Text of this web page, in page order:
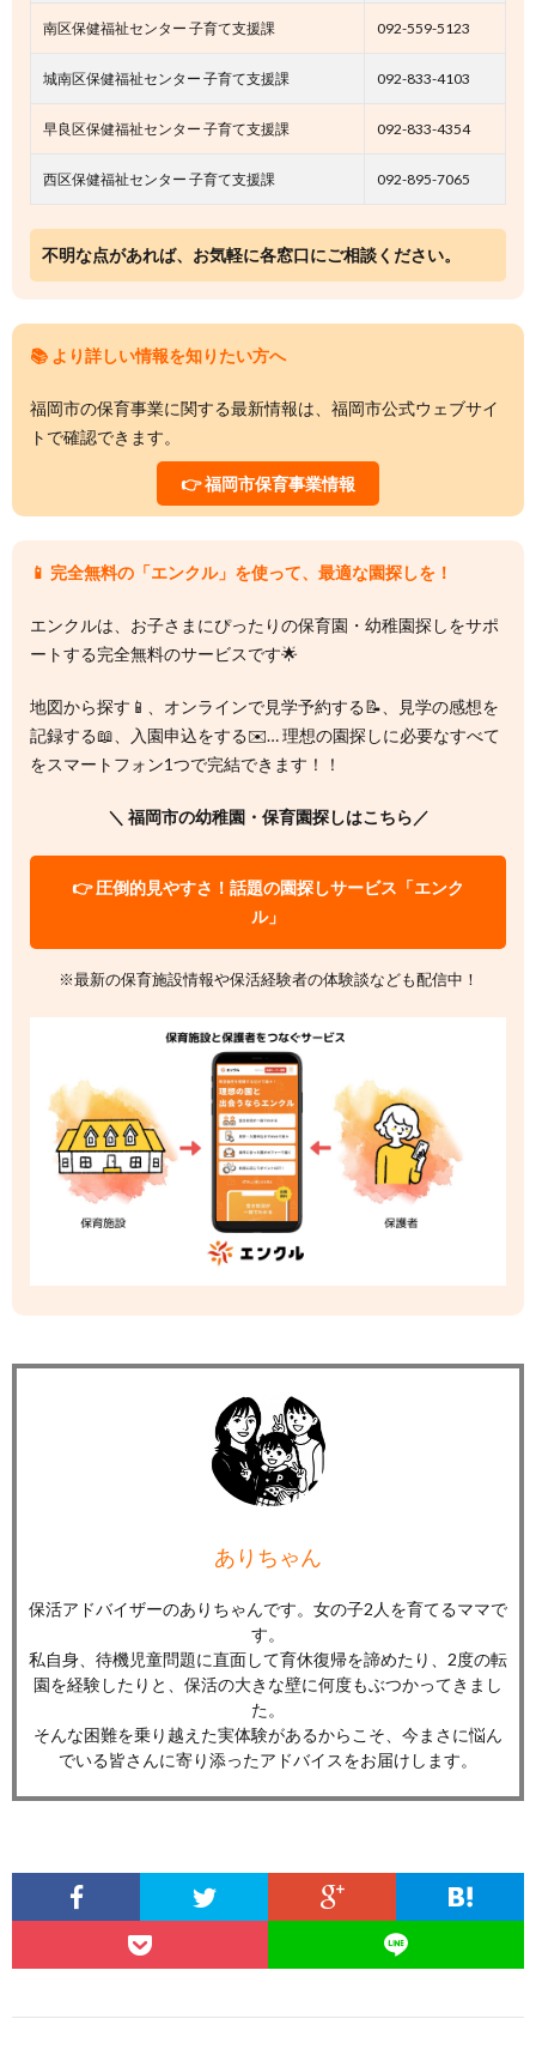
南区保健福祉センター 子育て支援課 092-559-5123
城南区保健福祉センター 子育て支援課 092-833-4103
早良区保健福祉センター 子育て支援課 092-833-4354
西区保健福祉センター 子育て支援課 092-895-7065
不明な点があれば、お気軽に各窓口にご相談ください。
📚 より詳しい情報を知りたい方へ
福岡市の保育事業に関する最新情報は、福岡市公式ウェブサイ
トで確認できます。
👉 福岡市保育事業情報
📱 完全無料の「エンクル」を使って、最適な園探しを！
エンクルは、お子さまにぴったりの保育園・幼稚園探しをサポ
ートする完全無料のサービスです🌟
地図から探す📱、オンラインで見学予約する📝、見学の感想を
記録する📖、入園申込をする✉️… 理想の園探しに必要なすべて
をスマートフォン1つで完結できます！！
＼ 福岡市の幼稚園・保育園探しはこちら／
👉 圧倒的見やすさ！話題の園探しサービス「エンク
ル」
※最新の保育施設情報や保活経験者の体験談なども配信中！
ありちゃん
保活アドバイザーのありちゃんです。女の子2人を育てるママで
す。
私自身、待機児童問題に直面して育休復帰を諦めたり、2度の転
園を経験したりと、保活の大きな壁に何度もぶつかってきまし
た。
そんな困難を乗り越えた実体験があるからこそ、今まさに悩ん
でいる皆さんに寄り添ったアドバイスをお届けします。